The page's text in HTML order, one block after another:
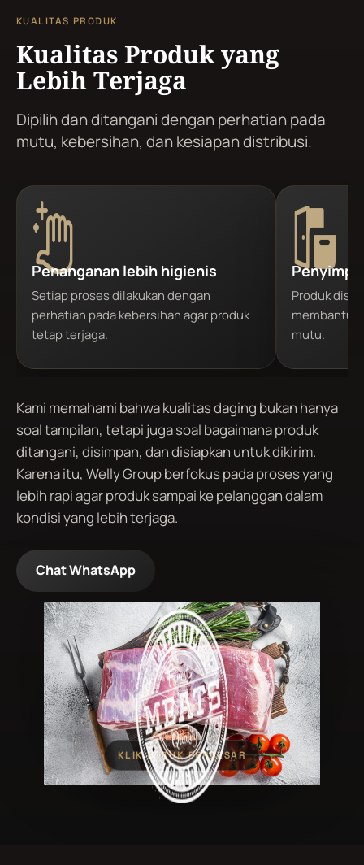
KUALITAS PRODUK
Kualitas Produk yang
Lebih Terjaga
Dipilih dan ditangani dengan perhatian pada
mutu, kebersihan, dan kesiapan distribusi.
Penanganan lebih higienis
Setiap proses dilakukan dengan
perhatian pada kebersihan agar produk
tetap terjaga.
Produk
membantu
mutu.
Kami memahami bahwa kualitas daging bukan hanya
soal tampilan, tetapi juga soal bagaimana produk
ditangani, disimpan, dan disiapkan untuk dikirim.
Karena itu, Welly Group berfokus pada proses yang
lebih rapi agar produk sampai ke pelanggan dalam
kondisi yang lebih terjaga.
Chat WhatsApp
KLIK UNTUK PERBESAR